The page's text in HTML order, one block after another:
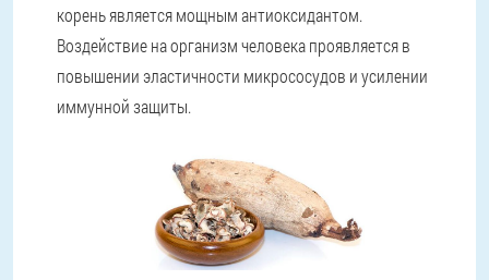
корень является мощным антиоксидантом.
Воздействие на организм человека проявляется в
повышении эластичности микрососудов и усилении
иммунной защиты.